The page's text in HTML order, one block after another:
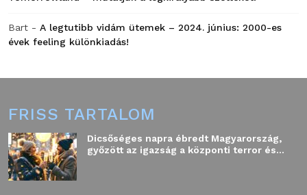
Bart - A legtutibb vidám ütemek – 2024. június: 2000-es
évek feeling különkiadás!
FRISS TARTALOM
Dicsőséges napra ébredt Magyarország,
győzött az igazság a központi terror és...